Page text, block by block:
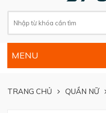
MENU
TRANG CHỦ QUẦN NỮ